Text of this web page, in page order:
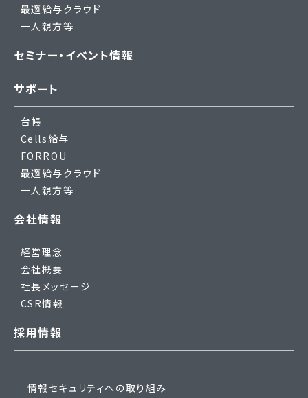
最適給与クラウド
一人親方等
セミナー・イベント情報
サポート
台帳
Cells給与
FORROU
最適給与クラウド
一人親方等
会社情報
経営理念
会社概要
社長メッセージ
CSR情報
採用情報
情報セキュリティへの取り組み